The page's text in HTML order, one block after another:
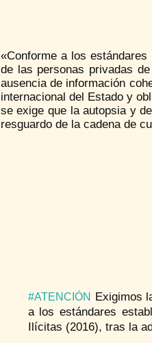
«Conforme a los
de las personas privadas
ausencia de información
internacional del Estado y
se exige que la autopsia y
resguardo de la cadena de
#ATENCIÓN Exigimos
a los estándares
Ilícitas (2016), tras la